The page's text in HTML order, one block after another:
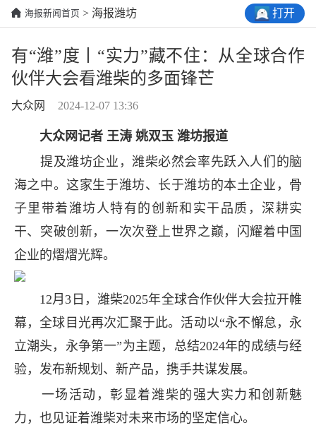
海报新闻首页 > 海报潍坊 打开
有“潍”度丨“实力”藏不住：从全球合作
伙伴大会看潍柴的多面锋芒
大众网 2024-12-07 13:36
大众网记者 王涛 姚双玉 潍坊报道
提及潍坊企业，潍柴必然会率先跃入人们的脑
海之中。这家生于潍坊、长于潍坊的本土企业，骨
子里带着潍坊人特有的创新和实干品质，深耕实
干、突破创新，一次次登上世界之巅，闪耀着中国
企业的熠熠光辉。
12月3日，潍柴2025年全球合作伙伴大会拉开帷
幕，全球目光再次汇聚于此。活动以“永不懈怠，永
立潮头，永争第一”为主题，总结2024年的成绩与经
验，发布新规划、新产品，携手共谋发展。
一场活动，彰显着潍柴的强大实力和创新魅
力，也见证着潍柴对未来市场的坚定信心。